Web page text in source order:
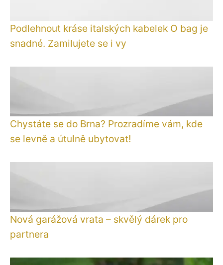
Podlehnout kráse italských kabelek O bag je
snadné. Zamilujete se i vy
Chystáte se do Brna? Prozradíme vám, kde
se levně a útulně ubytovat!
Nová garážová vrata – skvělý dárek pro
partnera